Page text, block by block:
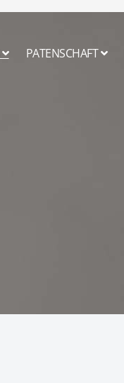
PATENSCHAFT